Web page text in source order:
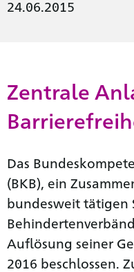
24.06.2015
Zentrale
Das
(BKB), ein
bundesweit tätigen
Auflösung seiner
2016 beschlossen.